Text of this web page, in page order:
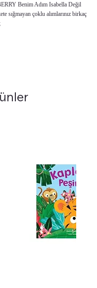
Benim Adım Isabella Değil
sığmayan çoklu alımlarınız birkaç